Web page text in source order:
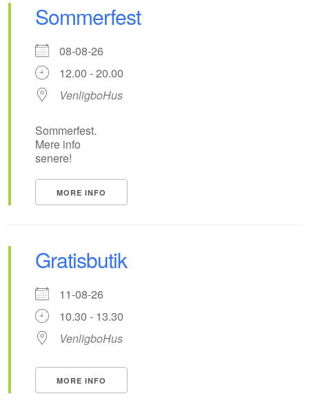
Sommerfest
08-08-26
12.00 - 20.00
VenligboHus
Sommerfest.
Mere info
senere!
MORE INFO
Gratisbutik
11-08-26
10.30 - 13.30
VenligboHus
MORE INFO